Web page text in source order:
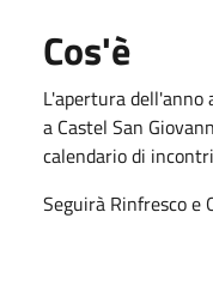
Cos'è
L'apertura dell'anno
a Castel San
calendario di
Seguirà Rinfresco e